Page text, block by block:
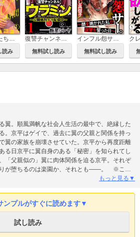
けだものたちの時間～狂依存症候群～（分冊版）
読み
復讐チャンネル ウラミン ～公開処刑ナマ配信中～
無料試し読み
インフル怨サー。 ～顔を焼かれた私が復讐を誓った日～
無料試し読み
翼。順風満帆な社会人生活の最中で、絶縁した
。京平はゲイで、過去に翼の父親と関係を持っ
翼の家族を崩壊させていた。京平から再度距離
る日京平に翼自身のある「秘密」を知られてし
「父親似の」翼に肉体関係を迫る京平。それぞ
りが堕ちるのは楽園か、それとも――。 ※この
) Vol.86」に収録されています。重複購入にご注
もっと見る▼
ンプルがすぐに読めます▼
試し読み